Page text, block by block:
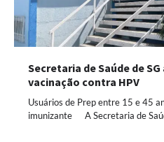
Secretaria de Saúde de
vacinação contra HPV
Usuários de Prep entre 15 e 45
imunizante A Secretaria de